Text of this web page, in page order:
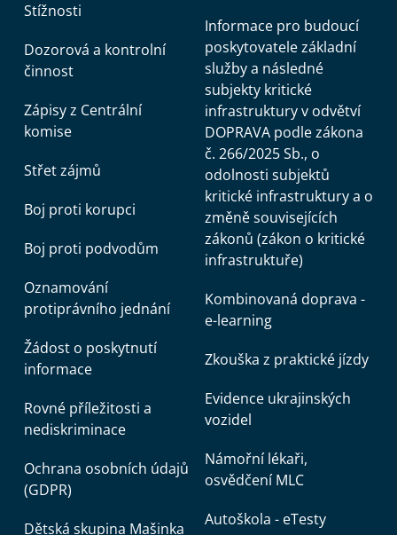
Stížnosti
Dozorová a kontrolní
činnost
Zápisy z Centrální
komise
Střet zájmů
Boj proti korupci
Boj proti podvodům
Oznamování
protiprávního jednání
Žádost o poskytnutí
informace
Rovné příležitosti a
nediskriminace
Ochrana osobních údajů
(GDPR)
Dětská skupina Mašinka
Informace pro budoucí
poskytovatele základní
služby a následné
subjekty kritické
infrastruktury v odvětví
DOPRAVA podle zákona
č. 266/2025 Sb., o
odolnosti subjektů
kritické infrastruktury a o
změně souvisejících
zákonů (zákon o kritické
infrastruktuře)
Kombinovaná doprava -
e-learning
Zkouška z praktické jízdy
Evidence ukrajinských
vozidel
Námořní lékaři,
osvědčení MLC
Autoškola - eTesty